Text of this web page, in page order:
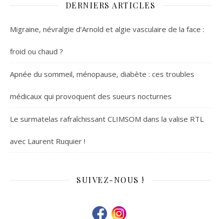
DERNIERS ARTICLES
Migraine, névralgie d’Arnold et algie vasculaire de la face :
froid ou chaud ?
Apnée du sommeil, ménopause, diabète : ces troubles
médicaux qui provoquent des sueurs nocturnes
Le surmatelas rafraîchissant CLIMSOM dans la valise RTL
avec Laurent Ruquier !
SUIVEZ-NOUS !